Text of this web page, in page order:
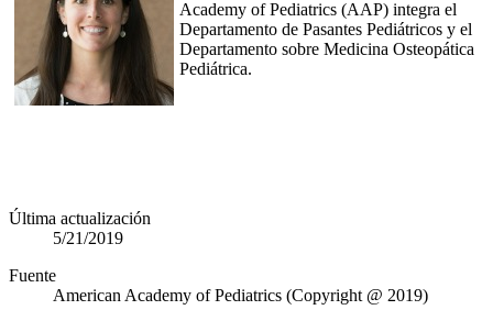
Academy of Pediatrics (AAP) integra el
Departamento de Pasantes Pediátricos y el
Departamento sobre Medicina Osteopática
Pediátrica.
Última actualización
5/21/2019
Fuente
American Academy of Pediatrics (Copyright @ 2019)